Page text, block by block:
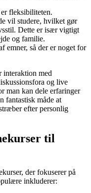
fleksibiliteten.
vil studere, hvilket gør
Dette er især vigtigt
og familie.
emner, så der er noget for
interaktion med
og live
man kan dele erfaringer
fantastisk måde at
efter personlig
til
der fokuserer på
inkluderer: